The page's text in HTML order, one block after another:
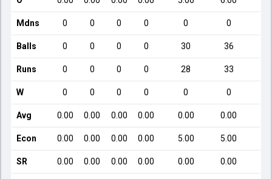
Mdns 0 0 0 0 0 0
Balls 0 0 0 0 30 36
Runs 0 0 0 0 28 33
W 0 0 0 0 0 0
Avg 0.00 0.00 0.00 0.00 0.00 0.00
Econ 0.00 0.00 0.00 0.00 5.00 5.00
SR 0.00 0.00 0.00 0.00 0.00 0.00